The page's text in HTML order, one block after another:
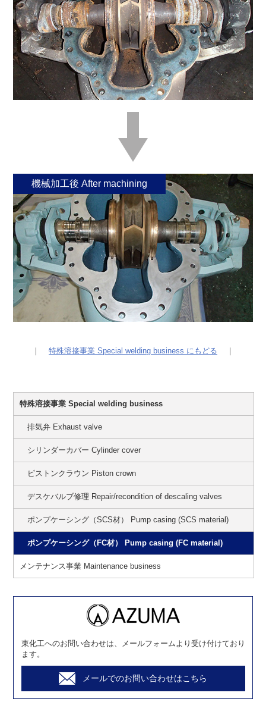
機械加工後 After machining
｜ 特殊溶接事業 Special welding business にもどる ｜
特殊溶接事業 Special welding business
排気弁 Exhaust valve
シリンダーカバー Cylinder cover
ピストンクラウン Piston crown
デスケバルブ修理 Repair/recondition of descaling valves
ポンプケーシング（SCS材） Pump casing (SCS material)
ポンプケーシング（FC材） Pump casing (FC material)
メンテナンス事業 Maintenance business
東化工へのお問い合わせは、メールフォームより受け付けており
ます。
メールでのお問い合わせはこちら